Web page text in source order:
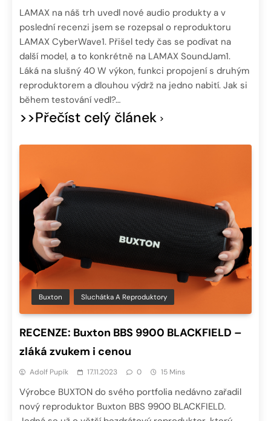
LAMAX na náš trh uvedl nové audio produkty a v
poslední recenzi jsem se rozepsal o reproduktoru
LAMAX CyberWave1. Přišel tedy čas se podívat na
další model, a to konkrétně na LAMAX SoundJam1.
Láká na slušný 40 W výkon, funkci propojení s druhým
reproduktorem a dlouhou výdrž na jedno nabití. Jak si
během testování vedl?…
>>Přečíst celý článek
Buxton Sluchátka A Reproduktory
RECENZE: Buxton BBS 9900 BLACKFIELD –
zláká zvukem i cenou
Adolf Pupík 17.11.2023 0 15 Mins
Výrobce BUXTON do svého portfolia nedávno zařadil
nový reproduktor Buxton BBS 9900 BLACKFIELD.